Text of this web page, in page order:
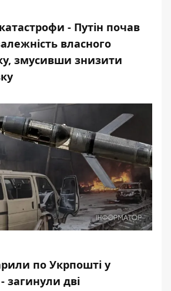
- Путін почав
власного
змусивши знизити
по Укрпошті у
загинули дві